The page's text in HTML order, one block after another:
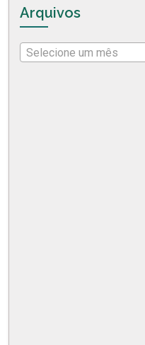
Arquivos
Selecione um mês